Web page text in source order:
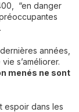
“en danger
.
années,
s’améliorer.
menés ne sont
espoir dans les